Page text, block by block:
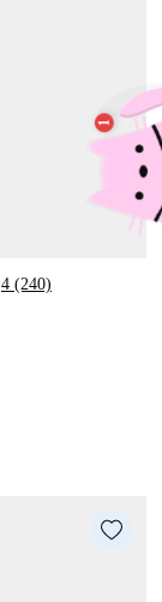
4 (240)